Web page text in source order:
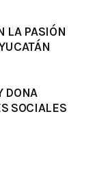
LA PASIÓN
DONA
SOCIALES